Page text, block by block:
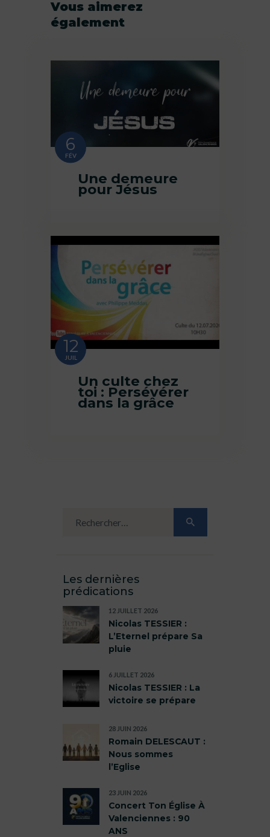
Vous aimerez
également
6
FÉV
Une demeure
pour Jésus
12
JUIL
Un culte chez
toi : Persévérer
dans la grâce
Les dernières
prédications
Nicolas TESSIER :
L’Eternel prépare Sa
pluie
12 JUILLET 2026
Nicolas TESSIER : La
victoire se prépare
6 JUILLET 2026
Romain DELESCAUT :
Nous sommes
l’Eglise
28 JUIN 2026
Concert Ton Église À
Valenciennes : 90
ANS
23 JUIN 2026